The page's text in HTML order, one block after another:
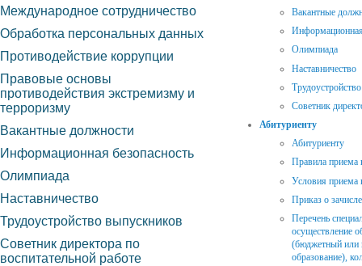
Вакантные
Информационная
Олимпиада
Наставничество
Советник
Абитуриенту
Абитуриенту
Правила приема
Условия приема
Приказ о
Перечень
осуществление
(бюджетный или
образование),
Международное сотрудничество
Обработка персональных данных
Противодействие коррупции
Правовые основы
противодействия экстремизму и
терроризму
Вакантные должности
Информационная безопасность
Олимпиада
Наставничество
Трудоустройство выпускников
Советник директора по
воспитательной работе